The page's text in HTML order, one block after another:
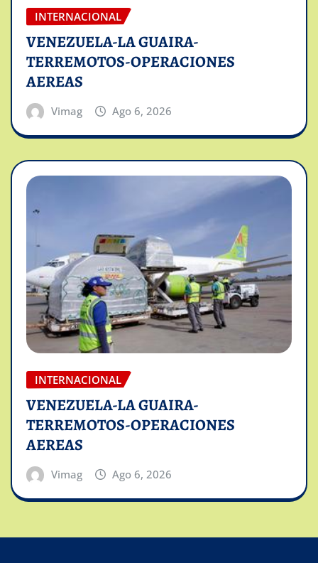
INTERNACIONAL
VENEZUELA-LA GUAIRA-
TERREMOTOS-OPERACIONES
AEREAS
Vimag Ago 6, 2026
INTERNACIONAL
VENEZUELA-LA GUAIRA-
TERREMOTOS-OPERACIONES
AEREAS
Vimag Ago 6, 2026